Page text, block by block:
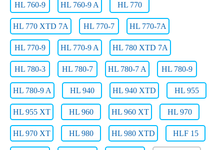
HL 760-9 HL 760-9 A HL 770
HL 770 XTD 7A HL 770-7 HL 770-7A
HL 770-9 HL 770-9 A HL 780 XTD 7A
HL 780-3 HL 780-7 HL 780-7 A HL 780-9
HL 780-9 A HL 940 HL 940 XTD HL 955
HL 955 XT HL 960 HL 960 XT HL 970
HL 970 XT HL 980 HL 980 XTD HLF 15